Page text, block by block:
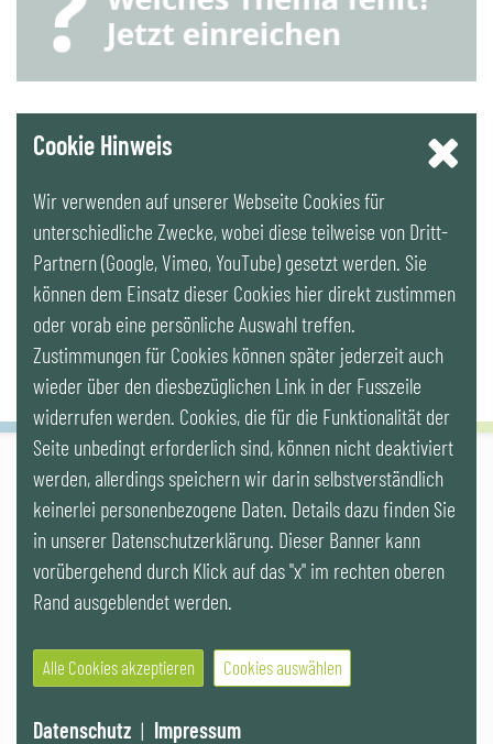
YouTube
LinkedIn
Newsletter
IG LEBENSZYKLUS BAU
Wipplingerstr. 10/Top 9, Stoß im Himmel, A-1010 Wien
office@ig-lebenszyklus.at
Kontakt
Videos |Veranstaltungen
© 2021 IG LEBENSZYKLUS BAU
Website by SUNNY ROCKET MediaHouse
Cookie Hinweis
Wir verwenden auf unserer Webseite Cookies für
unterschiedliche Zwecke, wobei diese teilweise von Dritt-
Partnern (Google, Vimeo, YouTube) gesetzt werden. Sie
können dem Einsatz dieser Cookies hier direkt zustimmen
oder vorab eine persönliche Auswahl treffen.
Zustimmungen für Cookies können später jederzeit auch
wieder über den diesbezüglichen Link in der Fusszeile
widerrufen werden. Cookies, die für die Funktionalität der
Seite unbedingt erforderlich sind, können nicht deaktiviert
werden, allerdings speichern wir darin selbstverständlich
keinerlei personenbezogene Daten. Details dazu finden Sie
in unserer Datenschutzerklärung. Dieser Banner kann
vorübergehend durch Klick auf das "x" im rechten oberen
Rand ausgeblendet werden.
Alle Cookies akzeptieren Cookies auswählen
Datenschutz | Impressum